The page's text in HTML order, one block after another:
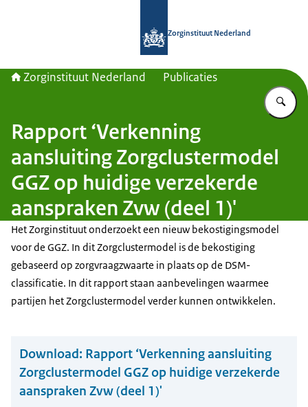
Zorginstituut Nederland
Zorginstituut Nederland Publicaties
Rapport ‘Verkenning
aansluiting Zorgclustermodel
GGZ op huidige verzekerde
aanspraken Zvw (deel 1)'
Het Zorginstituut onderzoekt een nieuw bekostigingsmodel
voor de GGZ. In dit Zorgclustermodel is de bekostiging
gebaseerd op zorgvraagzwaarte in plaats op de DSM-
classificatie. In dit rapport staan aanbevelingen waarmee
partijen het Zorgclustermodel verder kunnen ontwikkelen.
Download: Rapport ‘Verkenning aansluiting
Zorgclustermodel GGZ op huidige verzekerde
aanspraken Zvw (deel 1)'